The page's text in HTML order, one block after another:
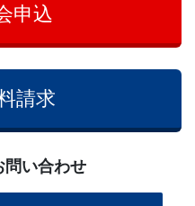
申込
請求
い合わせ